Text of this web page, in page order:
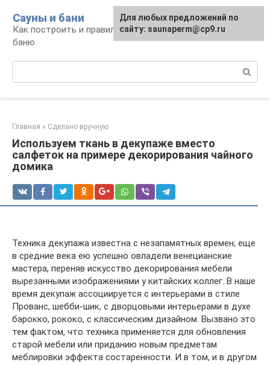
контенту
Сауны и бани
Как построить и правильно использовать
баню
Главная » Сделано вручную
Используем ткань в декупаже вместо
салфеток на примере декорирования чайного
домика
Техника декупажа известна с незапамятных времен; еще
в средние века ею успешно овладели венецианские
мастера, переняв искусство декорирования мебели
вырезанными изображениями у китайских коллег. В наше
время декупаж ассоциируется с интерьерами в стиле
Прованс, шебби-шик, с дворцовыми интерьерами в духе
барокко, рококо, с классическим дизайном. Вызвано это
тем фактом, что техника применяется для обновления
старой мебели или приданию новым предметам
меблировки эффекта состаренности. И в том, и в другом
Для любых предложений по
сайту: saunaperm@cp9.ru